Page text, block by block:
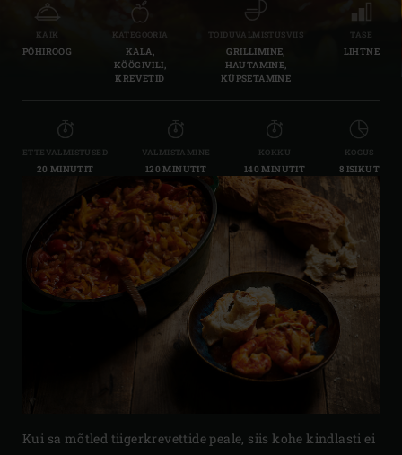
KÄIK
PÕHIROOG
KATEGOORIA
KALA,
KÖÖGIVILI,
KREVETID
TOIDUVALMISTUSVIIS
GRILLIMINE,
HAUTAMINE,
KÜPSETAMINE
TASE
LIHTNE
ETTEVALMISTUSED
20 MINUTIT
VALMISTAMINE
120 MINUTIT
KOKKU
140 MINUTIT
KOGUS
8 ISIKUT
Kui sa mõtled tiigerkrevettide peale, siis kohe kindlasti ei